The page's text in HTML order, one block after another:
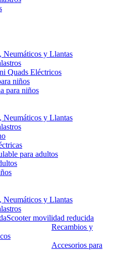
Neumáticos y Llantas
Quads Eléctricos
niños
para niños
Neumáticos y Llantas
para adultos
Neumáticos y Llantas
Scooter movilidad reducida
Recambios y
Accesorios para